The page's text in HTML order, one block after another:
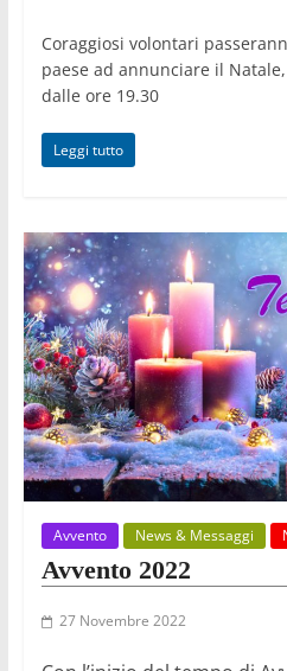
Coraggiosi volontari
paese ad annunciare il
dalle ore 19.30
Leggi tutto
Avvento News & Messaggi
Avvento 2022
27 Novembre 2022